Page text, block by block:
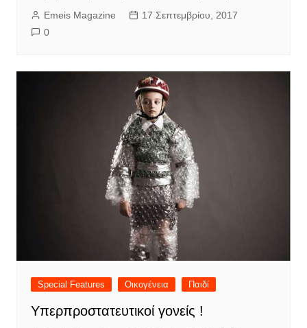
Emeis Magazine
17 Σεπτεμβρίου, 2017
0
Special Features Οικογένεια Παιδί
Υπερπροστατευτικοί γονείς !